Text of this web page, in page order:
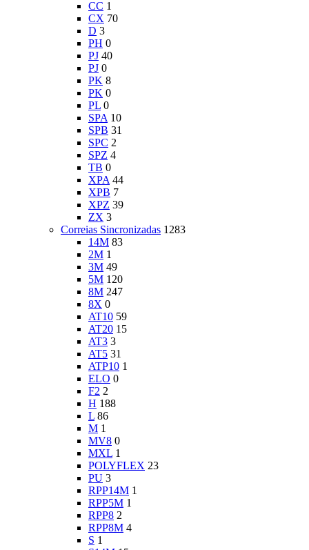
CC 1
CX 70
D 3
PH 0
PJ 40
PJ 0
PK 8
PK 0
PL 0
SPA 10
SPB 31
SPC 2
SPZ 4
TB 0
XPA 44
XPB 7
XPZ 39
ZX 3
Correias Sincronizadas 1283
14M 83
2M 1
3M 49
5M 120
8M 247
8X 0
AT10 59
AT20 15
AT3 3
AT5 31
ATP10 1
ELO 0
F2 2
H 188
L 86
M 1
MV8 0
MXL 1
POLYFLEX 23
PU 3
RPP14M 1
RPP5M 1
RPP8 2
RPP8M 4
S 1